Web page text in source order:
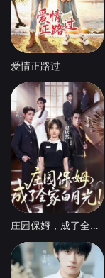
爱情正路过
庄园保姆，成了全家白月光